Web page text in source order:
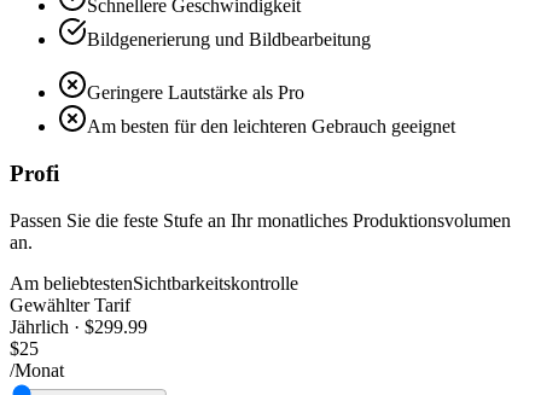
Schnellere Geschwindigkeit
Bildgenerierung und Bildbearbeitung
Geringere Lautstärke als Pro
Am besten für den leichteren Gebrauch geeignet
Profi
Passen Sie die feste Stufe an Ihr monatliches Produktionsvolumen
an.
Am beliebtestenSichtbarkeitskontrolle
Gewählter Tarif
Jährlich · $299.99
$25
/Monat